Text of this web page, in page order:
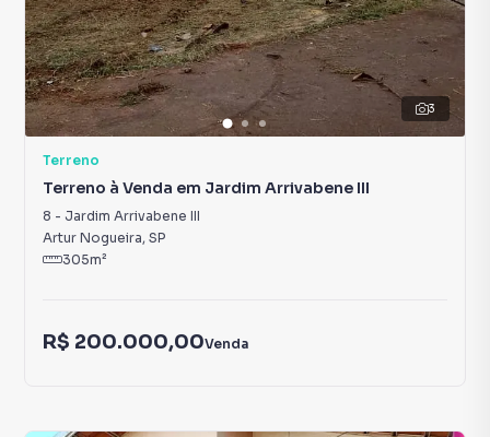
3
Terreno
Terreno à Venda em Jardim Arrivabene III
8 - Jardim Arrivabene III
Artur Nogueira, SP
305m²
R$ 200.000,00Venda